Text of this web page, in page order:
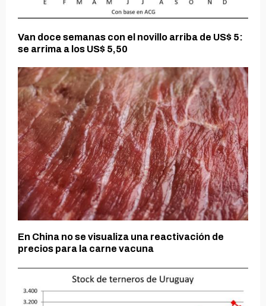
Van doce semanas con el novillo arriba de US$ 5:
se arrima a los US$ 5,50
En China no se visualiza una reactivación de
precios para la carne vacuna